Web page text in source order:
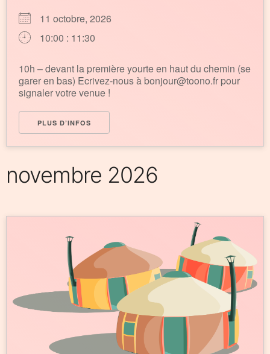
11 octobre, 2026
10:00 : 11:30
10h – devant la première yourte en haut du chemin (se
garer en bas) Ecrivez-nous à bonjour@toono.fr pour
signaler votre venue !
PLUS D’INFOS
novembre 2026